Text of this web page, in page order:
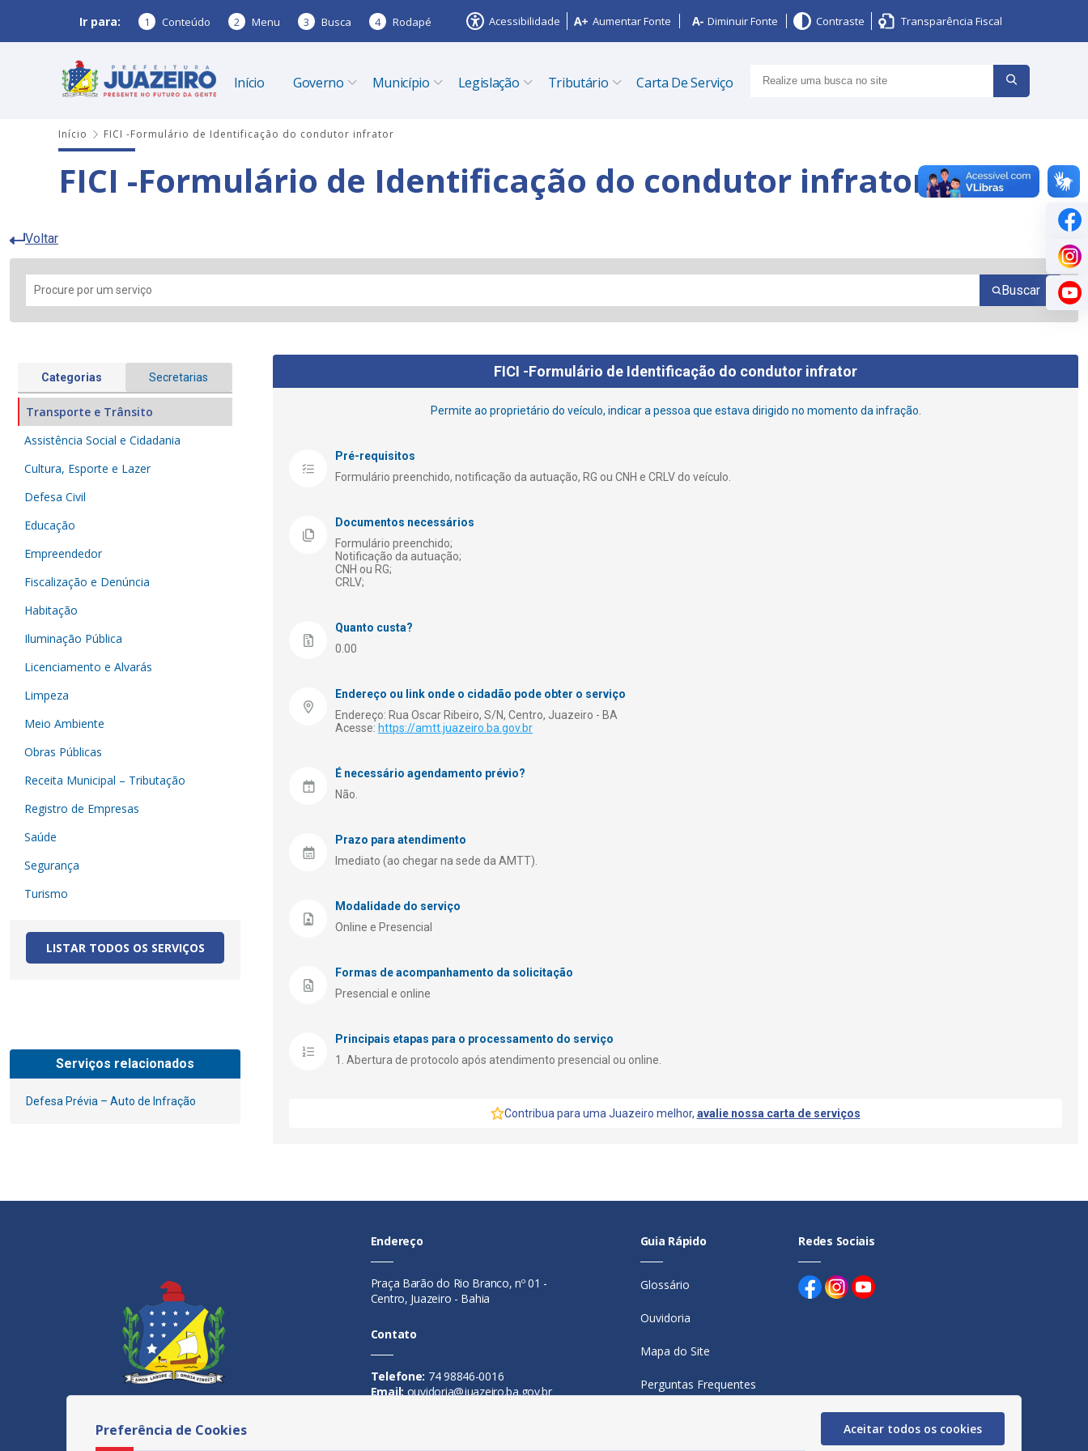
Ir para: 1 Conteúdo 2 Menu 3 Busca 4 Rodapé Acessibilidade Aumentar Fonte Diminuir Fonte Contraste Transparência Fiscal
Início Governo Município Legislação Tributário Carta De Serviço
Início FICI -Formulário de Identificação do condutor infrator
FICI -Formulário de Identificação do condutor infrator
Voltar
Buscar
Categorias Secretarias
Assistência Social e Cidadania
Cultura, Esporte e Lazer
Defesa Civil
Educação
Empreendedor
Fiscalização e Denúncia
Habitação
Iluminação Pública
Licenciamento e Alvarás
Limpeza
Meio Ambiente
Obras Públicas
Receita Municipal – Tributação
Registro de Empresas
Saúde
Segurança
Transporte e Trânsito
Turismo
LISTAR TODOS OS SERVIÇOS
FICI -Formulário de Identificação do condutor infrator
Permite ao proprietário do veículo, indicar a pessoa que estava dirigido no momento da infração.
Pré-requisitos
Formulário preenchido, notificação da autuação, RG ou CNH e CRLV do veículo.
Documentos necessários
Formulário preenchido;
Notificação da autuação;
CNH ou RG;
CRLV;
Quanto custa?
0.00
Endereço ou link onde o cidadão pode obter o serviço
Endereço: Rua Oscar Ribeiro, S/N, Centro, Juazeiro - BA
Acesse: https://amtt.juazeiro.ba.gov.br
É necessário agendamento prévio?
Não.
Prazo para atendimento
Imediato (ao chegar na sede da AMTT).
Modalidade do serviço
Online e Presencial
Formas de acompanhamento da solicitação
Presencial e online
Principais etapas para o processamento do serviço
Abertura de protocolo após atendimento presencial ou online.
Contribua para uma Juazeiro melhor, avalie nossa carta de serviços
Serviços relacionados
Defesa Prévia – Auto de Infração
Endereço
Praça Barão do Rio Branco, nº 01 -
Centro, Juazeiro - Bahia
Contato
Telefone: 74 98846-0016
Email:ouvidoria@juazeiro.ba.gov.br
Guia Rápido
Glossário
Ouvidoria
Mapa do Site
Perguntas Frequentes
Redes Sociais
Preferência de Cookies Aceitar todos os cookies